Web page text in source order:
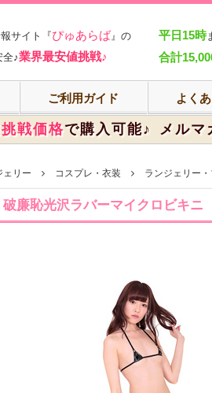
サイト『ぴゅあらば』の
全♪業界最安値挑戦♪
平日15時
合計
ご利用ガイド よく
戦価格で購入可能♪ メルマ
ェリー コスプレ・衣装 ランジェリー・
破廉恥光沢ラバーマイクロビキニ